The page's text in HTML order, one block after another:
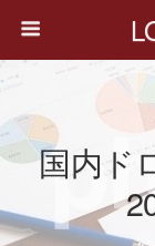
国内ド